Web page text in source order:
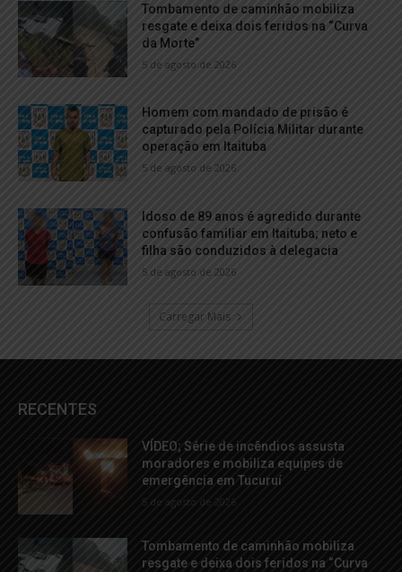
Tombamento de caminhão mobiliza
resgate e deixa dois feridos na “Curva
da Morte”
5 de agosto de 2026
Homem com mandado de prisão é
capturado pela Polícia Militar durante
operação em Itaituba
5 de agosto de 2026
Idoso de 89 anos é agredido durante
confusão familiar em Itaituba; neto e
filha são conduzidos à delegacia
5 de agosto de 2026
Carregar Mais
RECENTES
VÍDEO; Série de incêndios assusta
moradores e mobiliza equipes de
emergência em Tucuruí
5 de agosto de 2026
Tombamento de caminhão mobiliza
resgate e deixa dois feridos na “Curva